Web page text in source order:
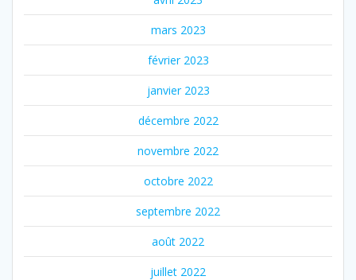
mars 2023
février 2023
janvier 2023
décembre 2022
novembre 2022
octobre 2022
septembre 2022
août 2022
juillet 2022